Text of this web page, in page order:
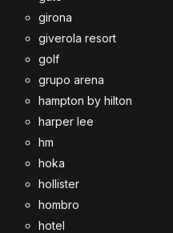
girona
giverola resort
golf
grupo arena
hampton by hilton
harper lee
hm
hoka
hollister
hombro
hotel